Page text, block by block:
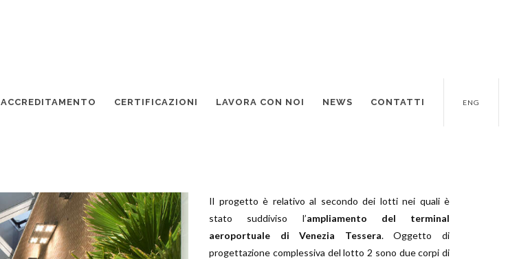
ACCREDITAMENTO CERTIFICAZIONI LAVORA CON NOI NEWS CONTATTI ENG
Il progetto è relativo al secondo dei lotti nei quali è
stato suddiviso l’ampliamento del terminal
aeroportuale di Venezia Tessera. Oggetto di
progettazione complessiva del lotto 2 sono due corpi di